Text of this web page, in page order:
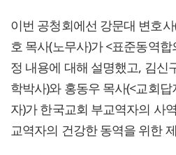
이번 공청회에선 강문대 변호
호 목사(노무사)가 <표준동역
정 내용에 대해 설명했고, 김신
학박사)와 홍동우 목사(<교회
자)가 한국교회 부교역자의 사
교역자의 건강한 동역을 위한